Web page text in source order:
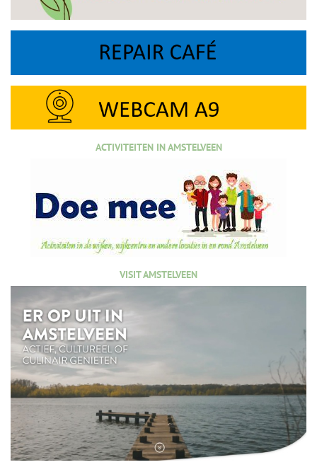
ACTIVITEITEN IN AMSTELVEEN
VISIT AMSTELVEEN